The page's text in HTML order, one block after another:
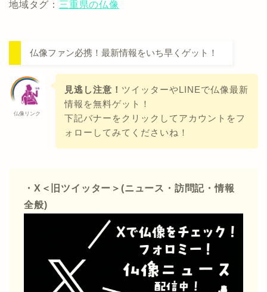
地域タグ： 三重県の仏像
仏像ファン必携！最新情報をいち早くゲット！
仏像リンク
見逃し注意！ ツイッターやLINEで仏像最新
情報を無料ゲット！
下記バナーをクリックしてアカウントをフ
ォローしてみてくださいね！
・X＜旧ツイッター＞(ニュース・訪問記・情報
全般)